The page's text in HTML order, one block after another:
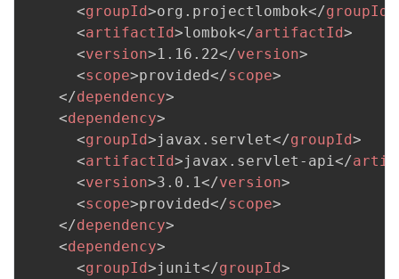
<groupId>org.projectlombok</groupId
<artifactId>lombok</artifactId>
<version>1.16.22</version>
<scope>provided</scope>
</dependency>
<dependency>
<groupId>javax.servlet</groupId>
<artifactId>javax.servlet-api</
<version>3.0.1</version>
<scope>provided</scope>
</dependency>
<dependency>
<groupId>junit</groupId>